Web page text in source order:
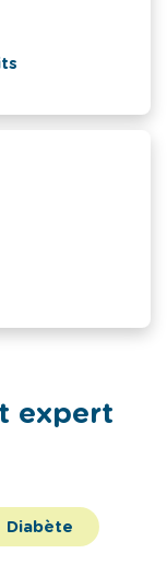
expert
Diabète